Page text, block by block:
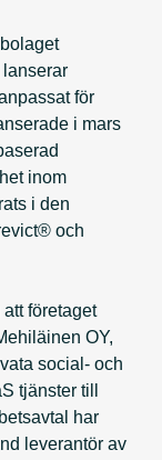
för
i mars
inom
i den
och
företaget
OY,
social- och
tjänster till
har
leverantör av